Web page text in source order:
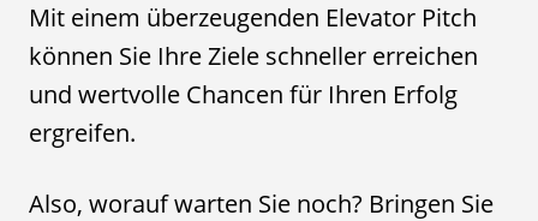
Mit einem überzeugenden Elevator Pitch
können Sie Ihre Ziele schneller erreichen
und wertvolle Chancen für Ihren Erfolg
ergreifen.
Also, worauf warten Sie noch? Bringen Sie